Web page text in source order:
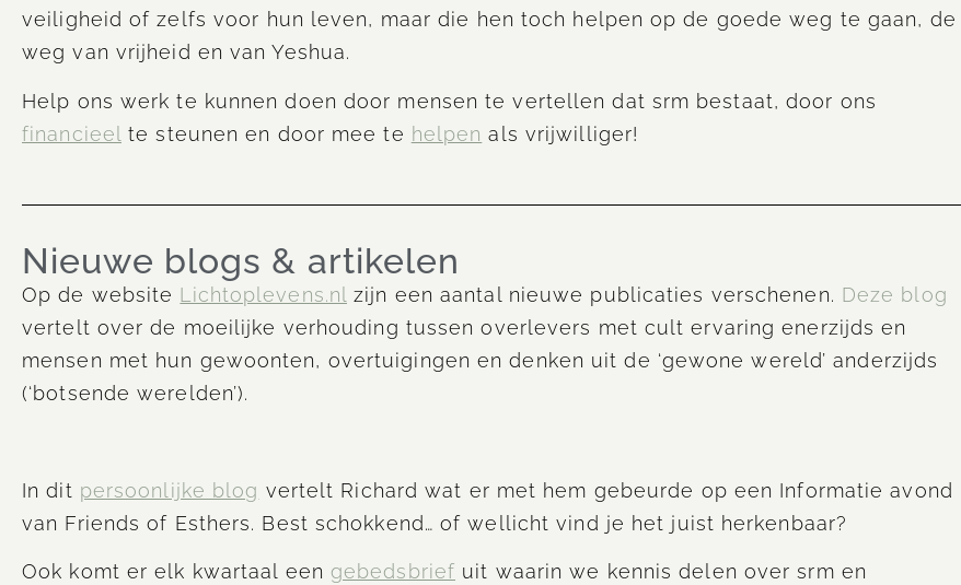
veiligheid of zelfs voor hun leven, maar die hen toch helpen op de goede weg te gaan, de
weg van vrijheid en van Yeshua.
Help ons werk te kunnen doen door mensen te vertellen dat srm bestaat, door ons
financieel te steunen en door mee te helpen als vrijwilliger!
Nieuwe blogs & artikelen
Op de website Lichtoplevens.nl zijn een aantal nieuwe publicaties verschenen. Deze blog
vertelt over de moeilijke verhouding tussen overlevers met cult ervaring enerzijds en
mensen met hun gewoonten, overtuigingen en denken uit de ‘gewone wereld’ anderzijds
(‘botsende werelden’).
In dit persoonlijke blog vertelt Richard wat er met hem gebeurde op een Informatie avond
van Friends of Esthers. Best schokkend… of wellicht vind je het juist herkenbaar?
Ook komt er elk kwartaal een gebedsbrief uit waarin we kennis delen over srm en